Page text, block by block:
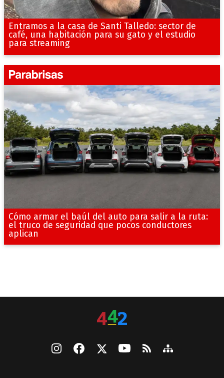
Entramos a la casa de Santi Talledo: sector de
café, una habitación para su gato y el estudio
para streaming
Cómo armar el baúl del auto para salir a la ruta:
el truco de seguridad que pocos conductores
aplican